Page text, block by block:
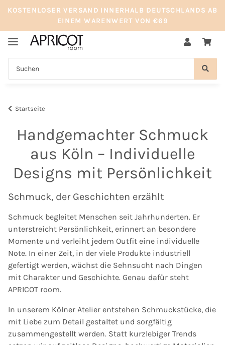
KOSTENLOSER VERSAND INNERHALB DEUTSCHLANDS AB
EINEM WARENWERT VON €69
Startseite
Handgemachter Schmuck
aus Köln – Individuelle
Designs mit Persönlichkeit
Schmuck, der Geschichten erzählt
Schmuck begleitet Menschen seit Jahrhunderten. Er
unterstreicht Persönlichkeit, erinnert an besondere
Momente und verleiht jedem Outfit eine individuelle
Note. In einer Zeit, in der viele Produkte industriell
gefertigt werden, wächst die Sehnsucht nach Dingen
mit Charakter und Geschichte. Genau dafür steht
APRICOT room.
In unserem Kölner Atelier entstehen Schmuckstücke, die
mit Liebe zum Detail gestaltet und sorgfältig
zusammengestellt werden. Statt kurzlebiger Trends